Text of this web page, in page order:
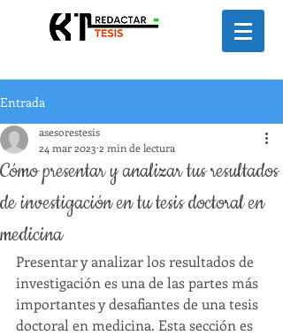
Entrada
Cómo presentar y analizar tus resultados
de investigación en tu tesis doctoral en
medicina
asesorestesis
24 mar 2023 2 min de lectura
Presentar y analizar los resultados de
investigación es una de las partes más
importantes y desafiantes de una tesis
doctoral en medicina. Esta sección es